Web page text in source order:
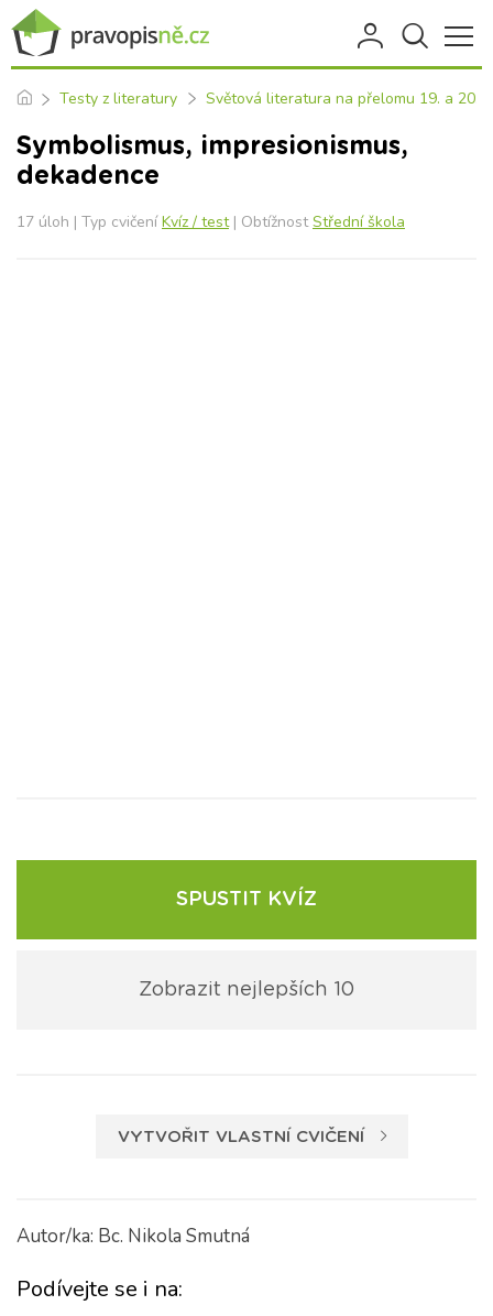
Testy z literatury Světová literatura na přelomu 19. a 20.
Symbolismus, impresionismus,
dekadence
17 úloh | Typ cvičeníKvíz / test| ObtížnostStřední škola
SPUSTIT KVÍZ
Zobrazit nejlepších 10
VYTVOŘIT VLASTNÍ CVIČENÍ
Autor/ka: Bc. Nikola Smutná
Podívejte se i na: